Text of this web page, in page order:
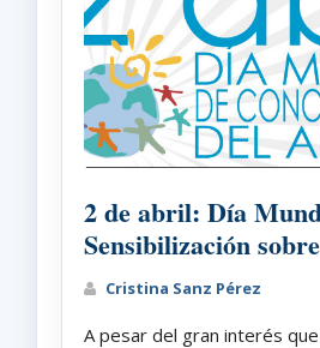
2 de abril: Día
Sensibilización
Cristina Sanz Pérez
A pesar del gran interés